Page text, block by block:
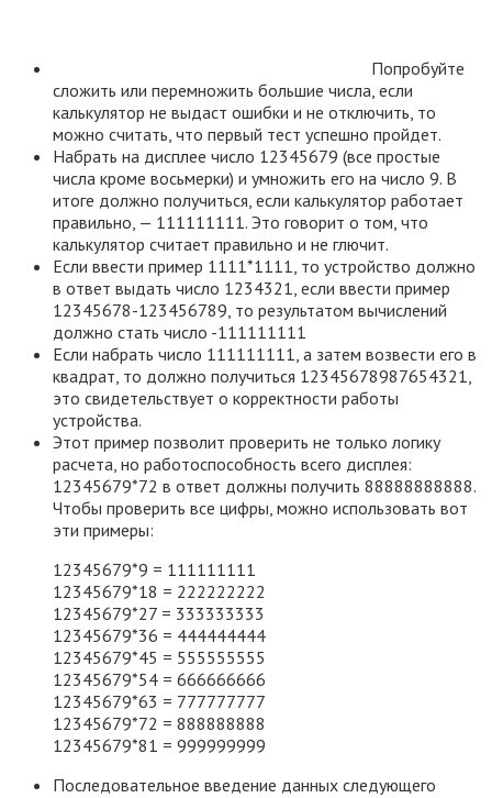
Попробуйте
сложить или перемножить большие числа, если
калькулятор не выдаст ошибки и не отключить, то
можно считать, что первый тест успешно пройдет.
Набрать на дисплее число 12345679 (все простые
числа кроме восьмерки) и умножить его на число 9. В
итоге должно получиться, если калькулятор работает
правильно, — 111111111. Это говорит о том, что
калькулятор считает правильно и не глючит.
Если ввести пример 1111*1111, то устройство должно
в ответ выдать число 1234321, если ввести пример
12345678-123456789, то результатом вычислений
должно стать число -111111111
Если набрать число 111111111, а затем возвести его в
квадрат, то должно получиться 12345678987654321,
это свидетельствует о корректности работы
устройства.
Этот пример позволит проверить не только логику
расчета, но работоспособность всего дисплея:
12345679*72 в ответ должны получить 88888888888.
Чтобы проверить все цифры, можно использовать вот
эти примеры:
12345679*9 = 111111111
12345679*18 = 222222222
12345679*27 = 333333333
12345679*36 = 444444444
12345679*45 = 555555555
12345679*54 = 666666666
12345679*63 = 777777777
12345679*72 = 888888888
12345679*81 = 999999999
Последовательное введение данных следующего